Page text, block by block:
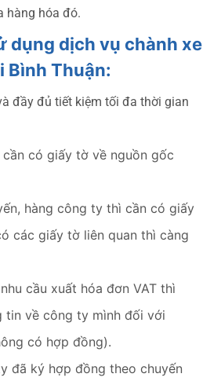
hàng hóa đó.
dụng dịch vụ chành xe
Bình Thuận:
đầy đủ tiết kiệm tối đa thời gian
có giấy tờ về nguồn gốc
hàng công ty thì cần có giấy
các giấy tờ liên quan thì càng
cầu xuất hóa đơn VAT thì
tin về công ty mình đối với
có hợp đồng).
đã ký hợp đồng theo chuyến